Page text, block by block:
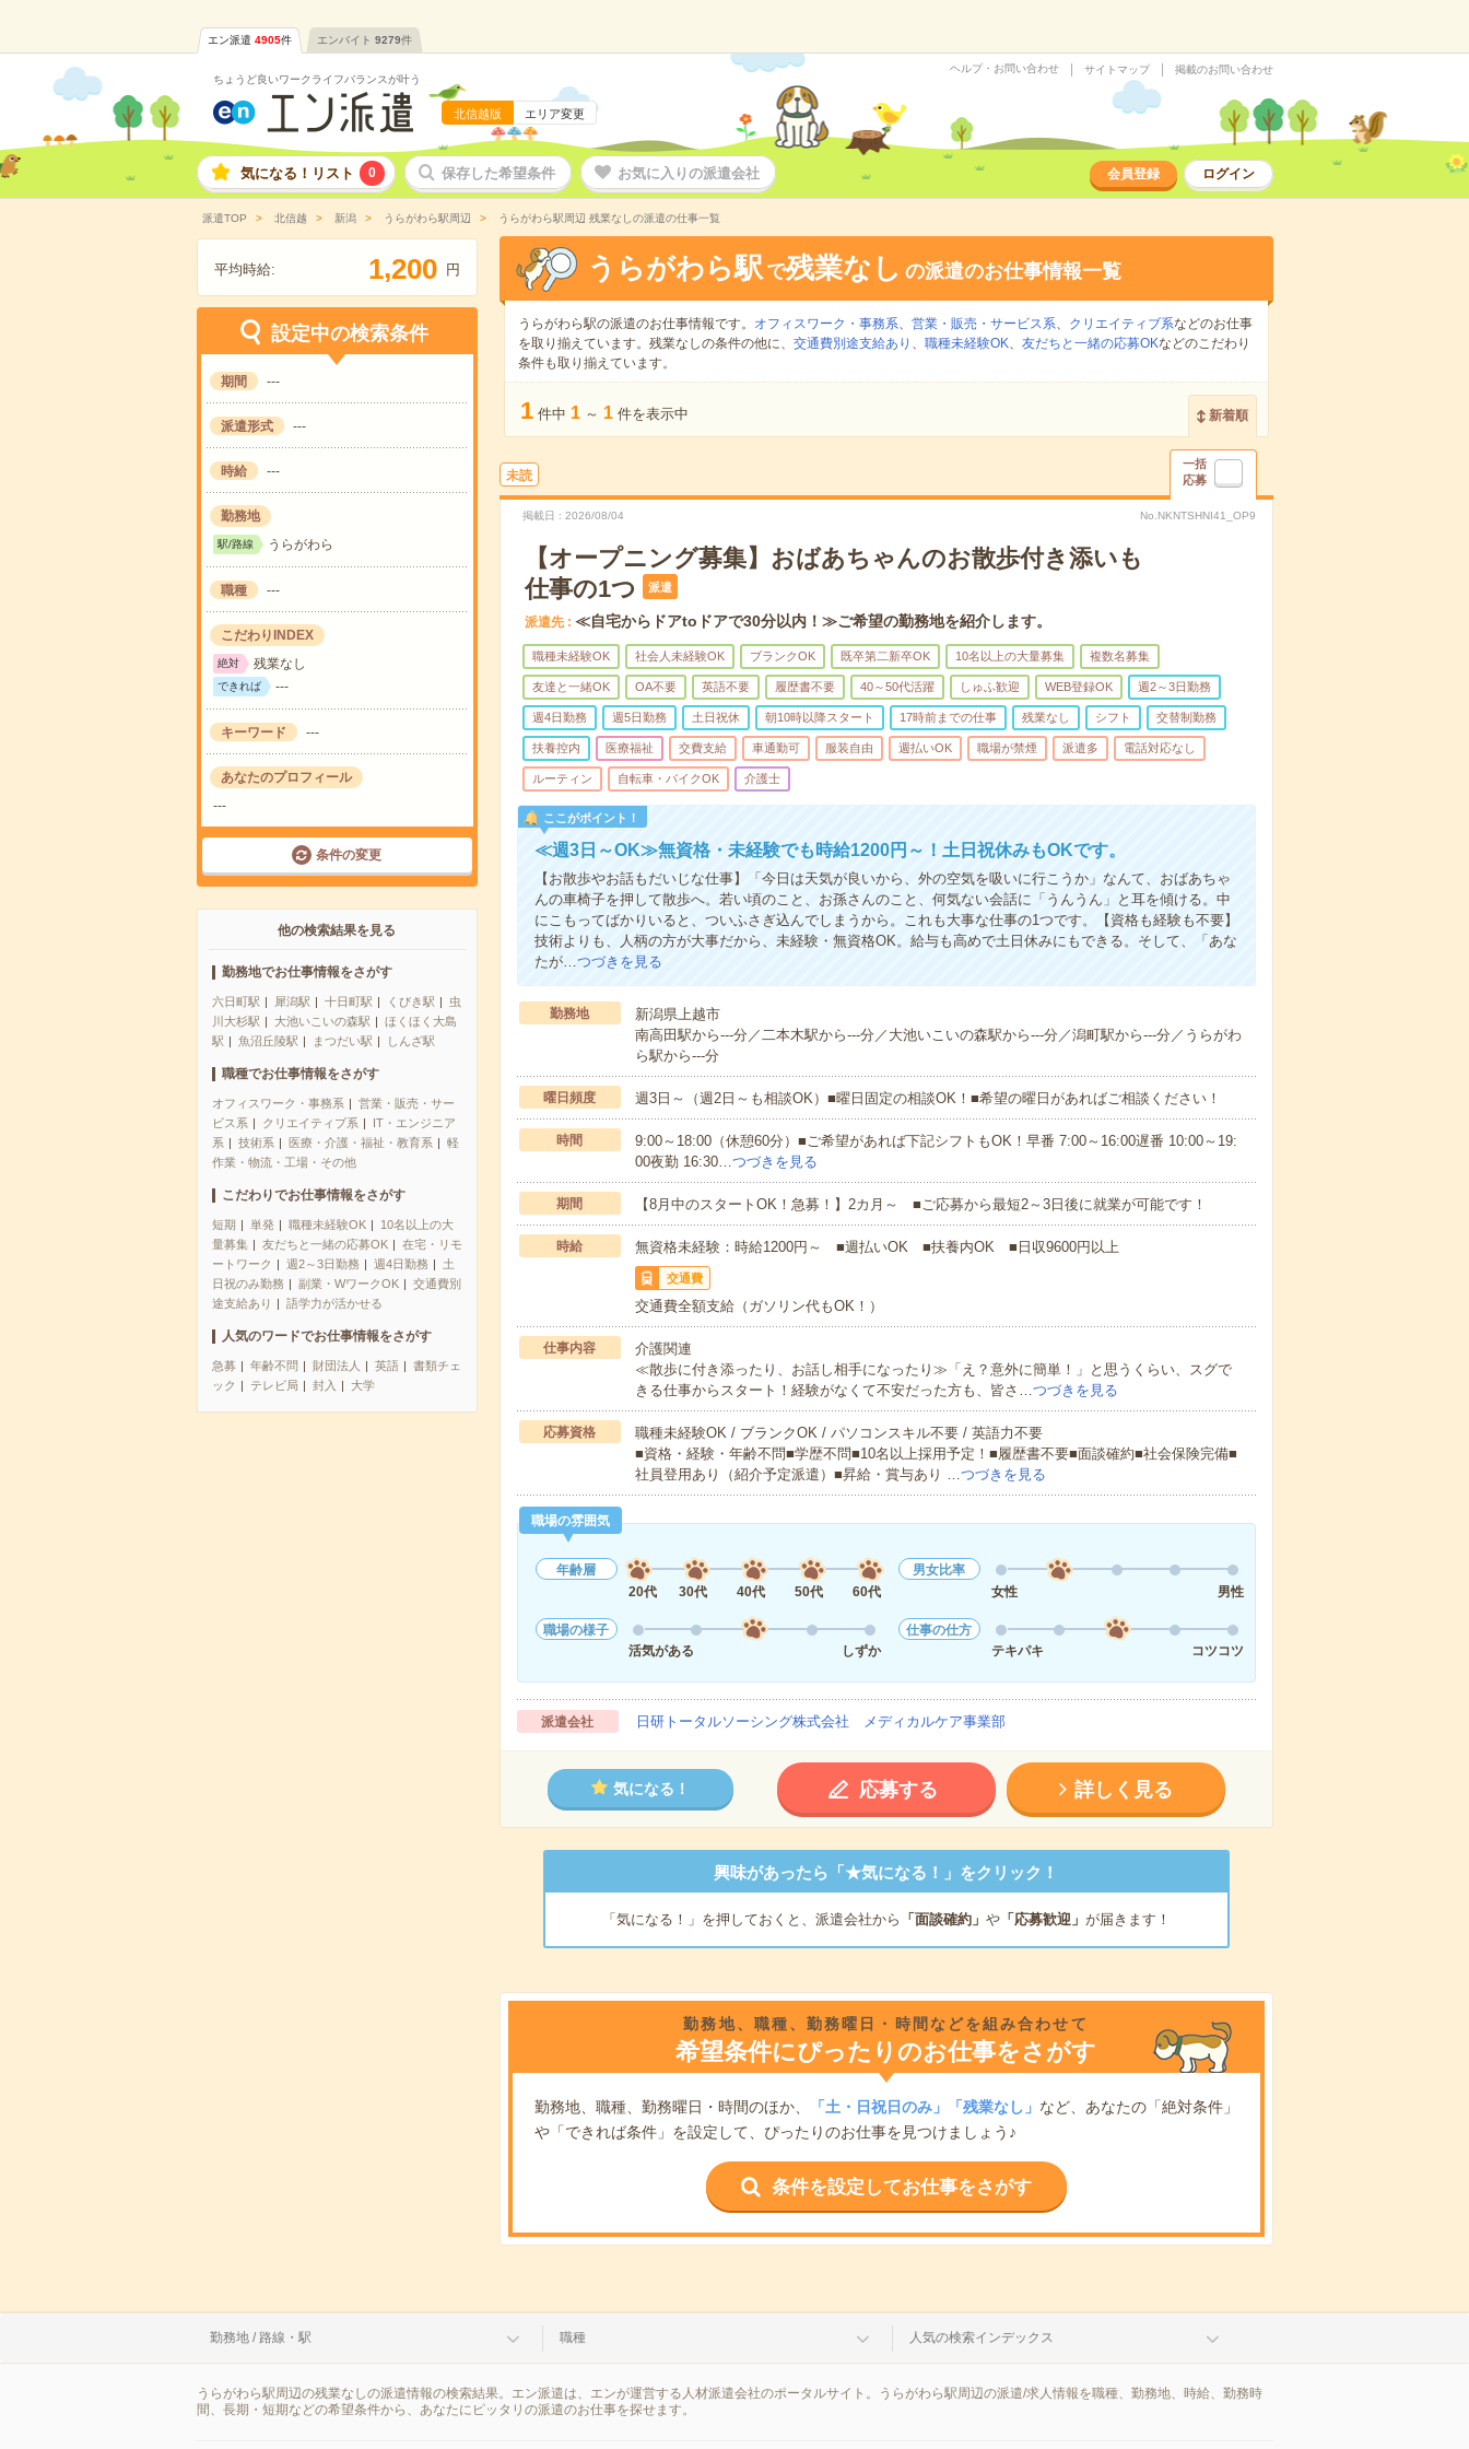
エン派遣 4905件 エンバイト 9279件
ちょうど良いワークライフバランスが叶う
北信越版 エリア変更
ヘルプ・お問い合わせ サイトマップ 掲載のお問い合わせ
気になる！リスト 0 保存した希望条件 お気に入りの派遣会社 会員登録 ログイン
派遣TOP 北信越 新潟 うらがわら駅周辺 うらがわら駅周辺 残業なしの派遣の仕事一覧
平均時給: 1,200 円
設定中の検索条件
期間 ---
派遣形式 ---
時給 ---
勤務地
駅/路線 うらがわら
職種 ---
こだわりINDEX
絶対 残業なし
できれば ---
キーワード ---
あなたのプロフィール
---
条件の変更
他の検索結果を見る
勤務地でお仕事情報をさがす
六日町駅 犀潟駅 十日町駅 くびき駅
虫
川大杉駅
大池いこいの森駅
ほくほく大島
駅
魚沼丘陵駅 まつだい駅 しんざ駅
職種でお仕事情報をさがす
オフィスワーク・事務系
営業・販売・サー
ビス系
クリエイティブ系
IT・エンジニア
系
技術系 医療・介護・福祉・教育系
軽
作業・物流・工場・その他
こだわりでお仕事情報をさがす
短期 単発 職種未経験OK
10名以上の大
量募集
友だちと一緒の応募OK
在宅・リモ
ートワーク
週2～3日勤務 週4日勤務
土
日祝のみ勤務
副業・WワークOK
交通費別
途支給あり
語学力が活かせる
人気のワードでお仕事情報をさがす
急募 年齢不問 財団法人 英語
書類チェ
ック
テレビ局 封入 大学
うらがわら駅 で残業なし の派遣のお仕事情報一覧
うらがわら駅の派遣のお仕事情報です。 オフィスワーク・事務系、 営業・販売・サービス系、 クリエイティブ系などのお仕事
を取り揃えています。残業なしの条件の他に、 交通費別途支給あり 、 職種未経験OK、 友だちと一緒の応募OKなどのこだわり
条件も取り揃えています。
1 件中 1 ～ 1 件を表示中 新着順
未読
一括
応募
掲載日 2026/08/04 No.NKNTSHNI41_OP9
【オープニング募集】おばあちゃんのお散歩付き添いも
仕事の1つ
派遣
派遣先 ≪自宅からドアtoドアで30分以内！≫ご希望の勤務地を紹介します。
職種未経験OK 社会人未経験OK ブランクOK 既卒第二新卒OK 10名以上の大量募集 複数名募集
友達と一緒OK OA不要 英語不要 履歴書不要 40～50代活躍 しゅふ歓迎 WEB登録OK 週2～3日勤務
週4日勤務 週5日勤務 土日祝休 朝10時以降スタート 17時前までの仕事 残業なし シフト 交替制勤務
扶養控内 医療福祉 交費支給 車通勤可 服装自由 週払いOK 職場が禁煙 派遣多 電話対応なし
ルーティン 自転車・バイクOK 介護士
ここがポイント！
≪週3日～OK≫無資格・未経験でも時給1200円～！土日祝休みもOKです。
【お散歩やお話もだいじな仕事】「今日は天気が良いから、外の空気を吸いに行こうか」なんて、おばあちゃ
んの車椅子を押して散歩へ。若い頃のこと、お孫さんのこと、何気ない会話に「うんうん」と耳を傾ける。中
にこもってばかりいると、ついふさぎ込んでしまうから。これも大事な仕事の1つです。【資格も経験も不要】
技術よりも、人柄の方が大事だから、未経験・無資格OK。給与も高めで土日休みにもできる。そして、「あな
たが…つづきを見る
勤務地
新潟県上越市
南高田駅から---分／二本木駅から---分／大池いこいの森駅から---分／潟町駅から---分／うらがわ
ら駅から---分
曜日頻度 週3日～（週2日～も相談OK）■曜日固定の相談OK！■希望の曜日があればご相談ください！
時間
9:00～18:00（休憩60分）■ご希望があれば下記シフトもOK！早番 7:00～16:00遅番 10:00～19:
00夜勤 16:30…つづきを見る
期間 【8月中のスタートOK！急募！】2カ月～ ■ご応募から最短2～3日後に就業が可能です！
時給 無資格未経験：時給1200円～ ■週払いOK ■扶養内OK ■日収9600円以上
交通費
交通費全額支給（ガソリン代もOK！）
仕事内容
介護関連
≪散歩に付き添ったり、お話し相手になったり≫「え？意外に簡単！」と思うくらい、スグで
きる仕事からスタート！経験がなくて不安だった方も、皆さ…つづきを見る
応募資格
職種未経験OK / ブランクOK / パソコンスキル不要 / 英語力不要
■資格・経験・年齢不問■学歴不問■10名以上採用予定！■履歴書不要■面談確約■社会保険完備■
社員登用あり（紹介予定派遣）■昇給・賞与あり …つづきを見る
職場の雰囲気
年齢層
20代
30代 40代 50代 60代
男女比率
女性
男性
職場の様子
活気がある
しずか
仕事の仕方
テキパキ
コツコツ
派遣会社 日研トータルソーシング株式会社 メディカルケア事業部
気になる！ 応募する 詳しく見る
興味があったら「★気になる！」をクリック！
「気になる！」を押しておくと、派遣会社から 「面談確約」 や「応募歓迎」 が届きます！
勤務地、職種、勤務曜日・時間などを組み合わせて
希望条件にぴったりのお仕事をさがす
勤務地、職種、勤務曜日・時間のほか、 「土・日祝日のみ」「残業なし」 など、あなたの「絶対条件」
や「できれば条件」を設定して、ぴったりのお仕事を見つけましょう♪
条件を設定してお仕事をさがす
勤務地 / 路線・駅 職種 人気の検索インデックス
うらがわら駅周辺の残業なしの派遣情報の検索結果。エン派遣は、エンが運営する人材派遣会社のポータルサイト。うらがわら駅周辺の派遣/求人情報を職種、勤務地、時給、勤務時
間、長期・短期などの希望条件から、あなたにピッタリの派遣のお仕事を探せます。